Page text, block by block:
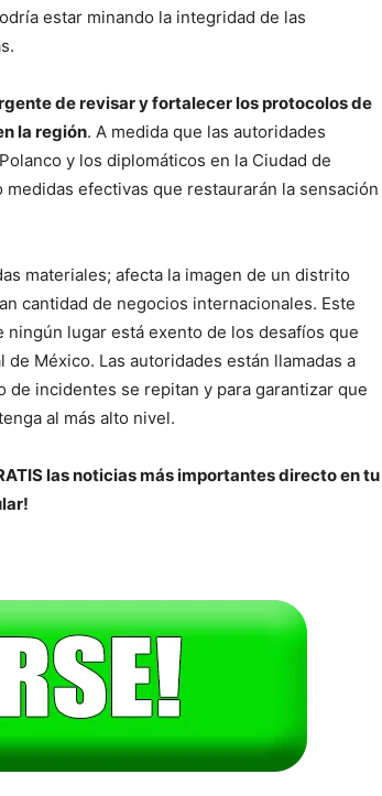
estar minando la integridad de las
de revisar y fortalecer los protocolos de
la región. A medida que las autoridades
y los diplomáticos en la Ciudad de
efectivas que restaurarán la sensación
materiales; afecta la imagen de un distrito
cantidad de negocios internacionales. Este
lugar está exento de los desafíos que
México. Las autoridades están llamadas a
incidentes se repitan y para garantizar que
al más alto nivel.
las noticias más importantes directo en tu